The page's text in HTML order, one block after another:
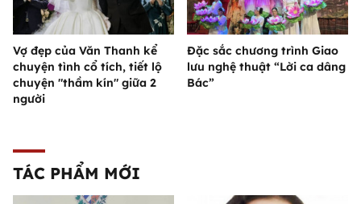
Vợ đẹp của Văn Thanh kể
chuyện tình cổ tích, tiết lộ
chuyện "thầm kín" giữa 2
người
Đặc sắc chương trình Giao
lưu nghệ thuật “Lời ca dâng
Bác”
TÁC PHẨM MỚI